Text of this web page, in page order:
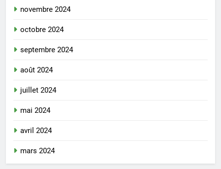
novembre 2024
octobre 2024
septembre 2024
août 2024
juillet 2024
mai 2024
avril 2024
mars 2024